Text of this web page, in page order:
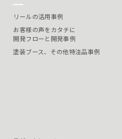
リールの活用事例
お客様の声をカタチに
開発フローと開発事例
塗装ブース、その他特注品事例